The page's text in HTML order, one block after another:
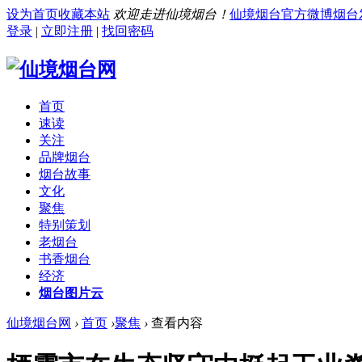
设为首页收藏本站 欢迎走进仙境烟台！ 仙境烟台官方微博烟台
登录 | 立即注册 | 找回密码
首页
速读
关注
品牌烟台
烟台故事
文化
聚焦
特别策划
老烟台
书香烟台
经济
烟台图片云
仙境烟台网 › 首页 ›聚焦 › 查看内容